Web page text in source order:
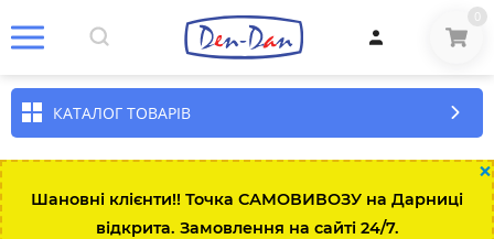
0
КАТАЛОГ ТОВАРІВ
×
Шановні клієнти!! Точка САМОВИВОЗУ на Дарниці
відкрита. Замовлення на сайті 24/7.